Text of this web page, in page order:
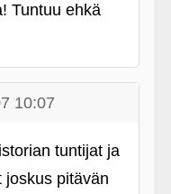
Tuntuu ehkä
10:07
tuntijat ja
joskus pitävän